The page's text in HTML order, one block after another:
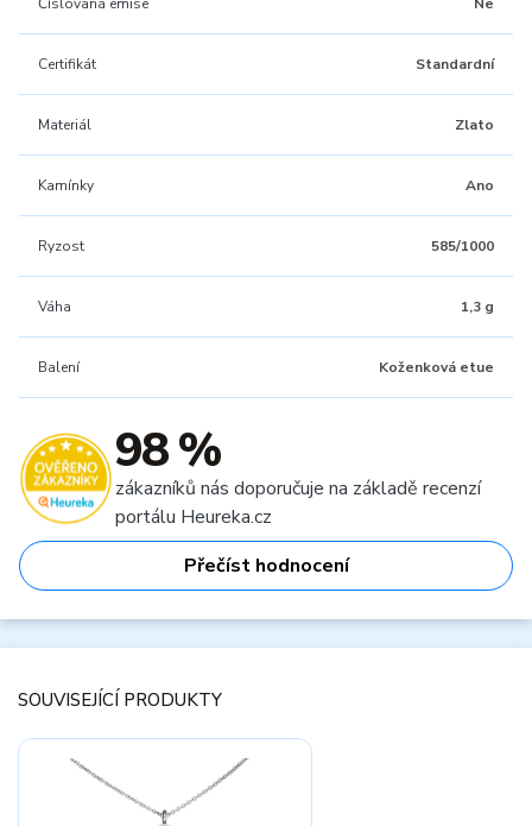
Certifikát Standardní
Materiál Zlato
Kamínky Ano
Ryzost 585/1000
Váha 1,3 g
Balení Koženková etue
98 %
zákazníků nás doporučuje na základě recenzí
portálu Heureka.cz
Přečíst hodnocení
SOUVISEJÍCÍ PRODUKTY